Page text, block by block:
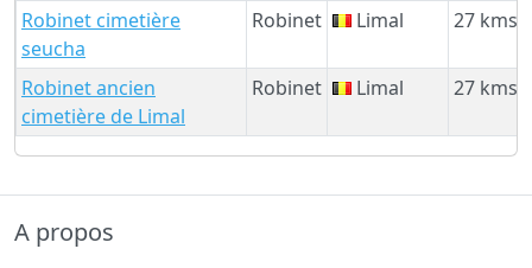
Robinet cimetière
seucha
Robinet Limal 27 kms
Robinet ancien
cimetière de Limal
Robinet Limal 27 kms
A propos